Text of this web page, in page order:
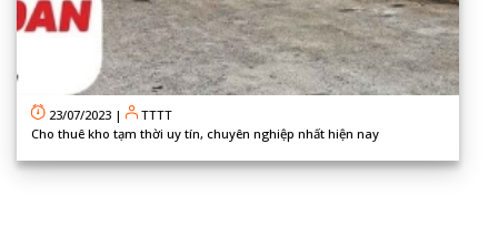
23/07/2023 |
TTTT
Cho thuê kho tạm thời uy tín, chuyên nghiệp nhất hiện nay